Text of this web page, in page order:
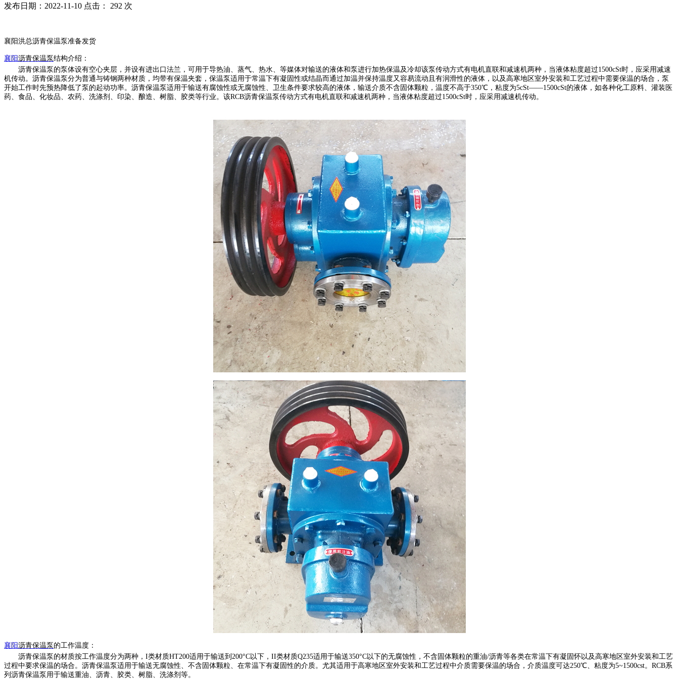
发布日期：2022-11-10 点击： 292 次
襄阳洪总沥青保温泵准备发货
襄阳沥青保温泵结构介绍：
沥青保温泵的泵体设有空心夹层，并设有进出口法兰，可用于导热油、蒸气、热水、等媒体对输送的液体和泵进行加热保温及冷却该泵传动方式有电机直联和减速机两种，当液体粘度超过1500cSt时，应采用减速
机传动。沥青保温泵分为普通与铸钢两种材质，均带有保温夹套，保温泵适用于常温下有凝固性或结晶而通过加温并保持温度又容易流动且有润滑性的液体，以及高寒地区室外安装和工艺过程中需要保温的场合，泵
开始工作时先预热降低了泵的起动功率。沥青保温泵适用于输送有腐蚀性或无腐蚀性、卫生条件要求较高的液体，输送介质不含固体颗粒，温度不高于350℃，粘度为5cSt——1500cSt的液体，如各种化工原料、灌装医
药、食品、化妆品、农药、洗涤剂、印染、酿造、树脂、胶类等行业。该RCB沥青保温泵传动方式有电机直联和减速机两种，当液体粘度超过1500cSt时，应采用减速机传动。
襄阳沥青保温泵 的工作温度：
沥青保温泵的材质按工作温度分为两种， I类材质HT200适用于输送到200°C以下，II类材质Q235适用于输送350°C以下的无腐蚀性，不含固体颗粒的重油/沥青等各类在常温下有凝固怀以及高寒地区室外安装和工艺
过程中要求保温的场合。沥青保温泵适用于输送无腐蚀性、不含固体颗粒、在常温下有凝固性的介质。尤其适用于高寒地区室外安装和工艺过程中介质需要保温的场合，介质温度可达250℃、粘度为5~1500cst。RCB系
列沥青保温泵用于输送重油、沥青、胶类、树脂、洗涤剂等。